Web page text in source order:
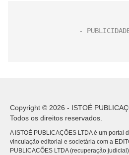
Copyright © 2026 - ISTOÉ
Todos os direitos reservados.
A ISTOÉ PUBLICAÇÕES LTDA é um portal
vinculação editorial e societária com a
PUBLICACÕES LTDA (recuperação